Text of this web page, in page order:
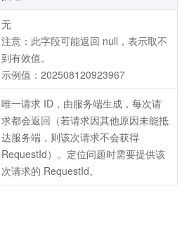
无
注意：此字段可能返回 null，表示取不
到有效值。
示例值：202508120923967
唯一请求 ID，由服务端生成，每次请
求都会返回（若请求因其他原因未能抵
达服务端，则该次请求不会获得
RequestId）。定位问题时需要提供该
次请求的 RequestId。